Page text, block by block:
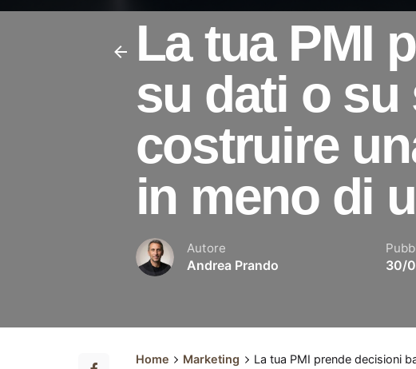
La tua PMI
su dati o su
costruire
in meno di
Autore
Andrea Prando
30/
Home Marketing La tua PMI prende decisioni